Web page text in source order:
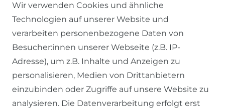
SERVICE
Wir verwenden Cookies und ähnliche
Technologien auf unserer Website und
verarbeiten personenbezogene Daten von
Besucher:innen unserer Webseite (z.B. IP-
Adresse), um z.B. Inhalte und Anzeigen zu
personalisieren, Medien von Drittanbietern
einzubinden oder Zugriffe auf unsere Website zu
analysieren. Die Datenverarbeitung erfolgt erst